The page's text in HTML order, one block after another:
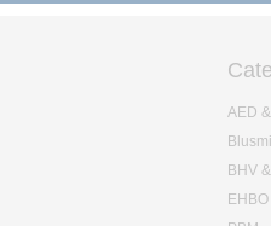
AED
BHV
EHBO